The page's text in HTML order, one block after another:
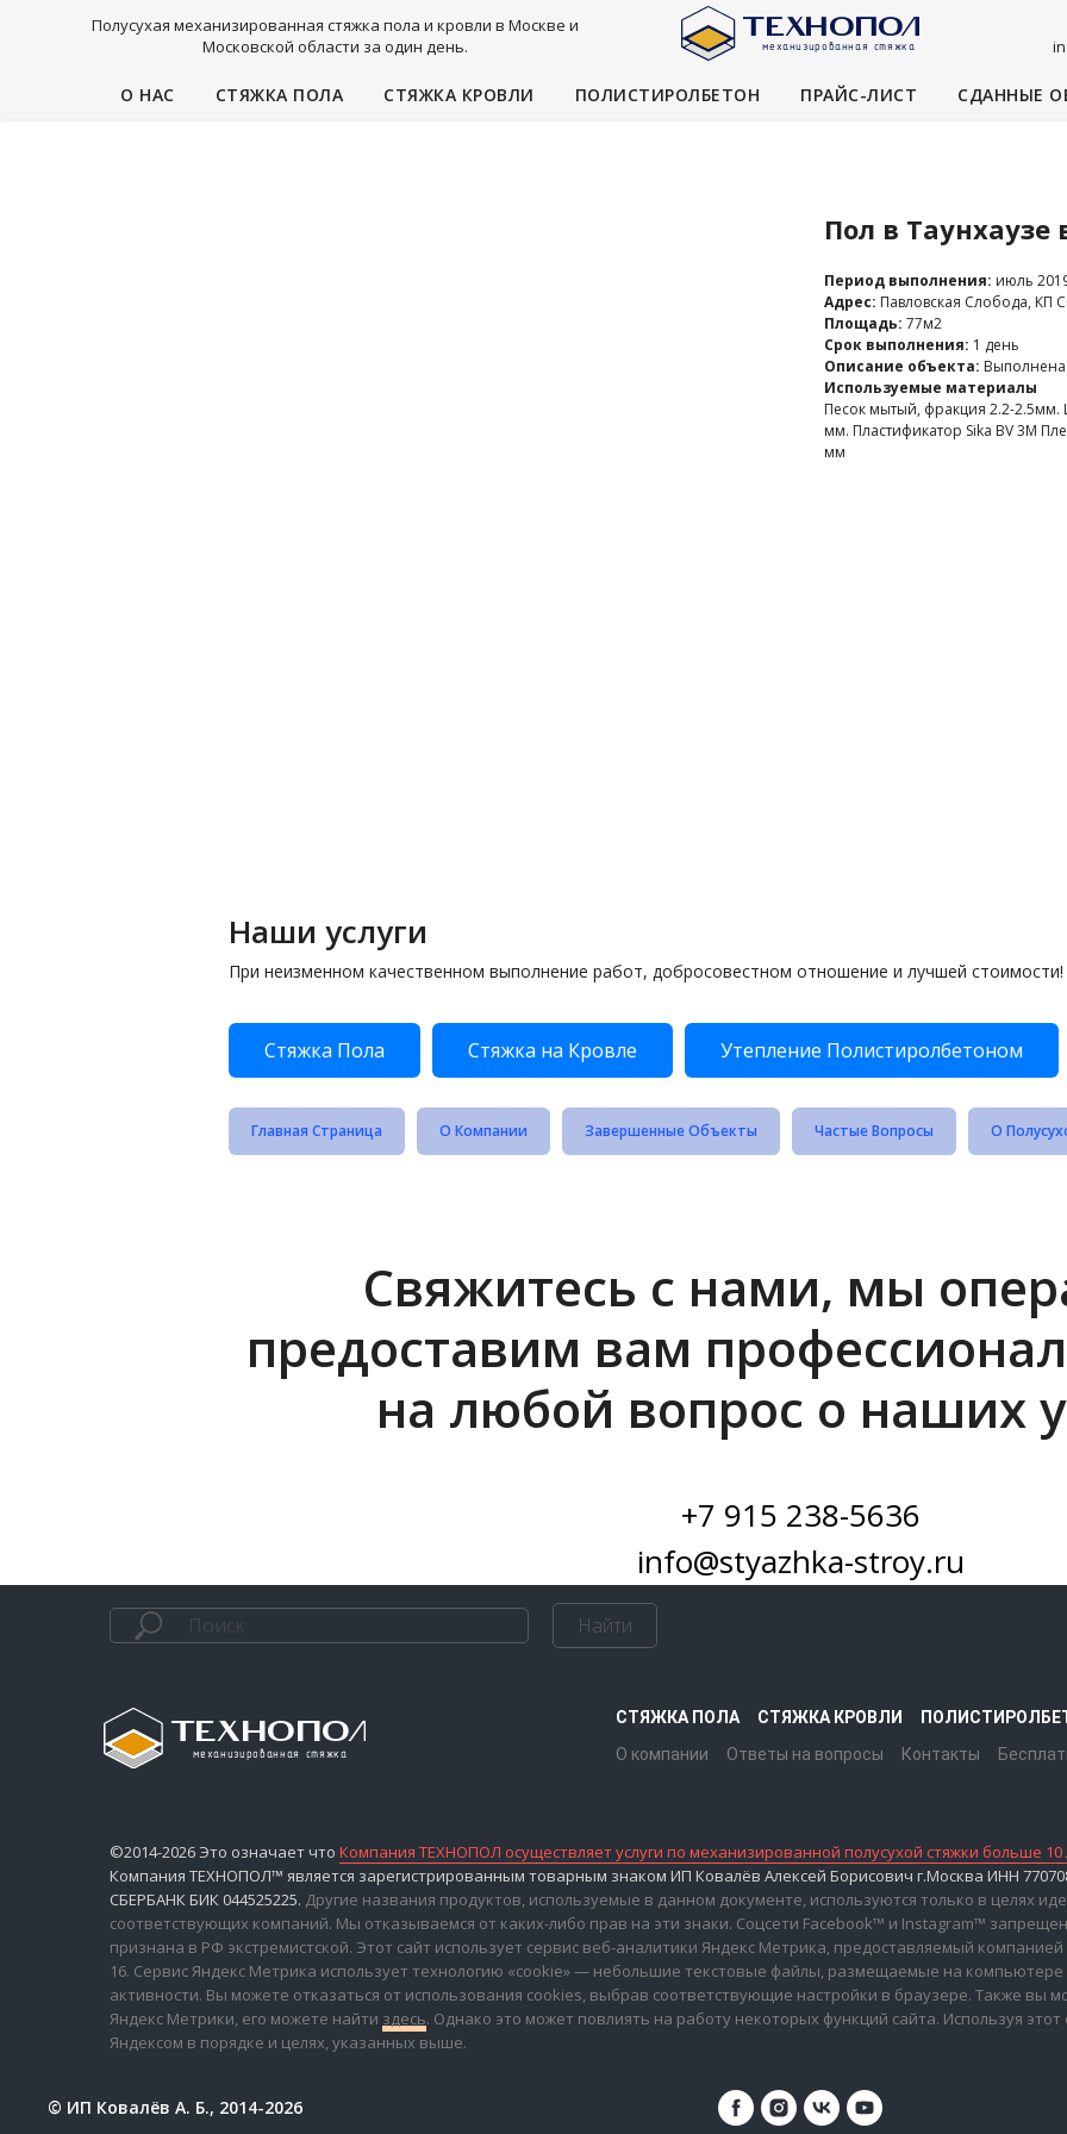
Полусухая механизированная стяжка пола и кровли в Москве и
Московской области за один день.
О НАС СТЯЖКА ПОЛА СТЯЖКА КРОВЛИ ПОЛИСТИРОЛБЕТОН ПРАЙС-ЛИСТ СДАННЫЕ
Пол в Таунхаузе
Период выполнения: июль
Адрес: Павловская Слобода, КП
Площадь: 77м2
Срок выполнения: 1 день
Описание объекта:
Используемые материалы
Песок мытый, фракция 2.2-
мм. Пластификатор Sika BV 3M
мм
Наши услуги
При неизменном качественном выполнение работ, добросовестном отношение и лучшей стоимости!
Стяжка Пола Стяжка на Кровле Утепление Полистиролбетоном
Главная Страница О Компании Завершенные Объекты Частые Вопросы О
Свяжитесь с нами, мы
предоставим вам
на любой вопрос о наших
+7 915 238-5636
info@styazhka-stroy.ru
Найти
СТЯЖКА ПОЛА СТЯЖКА КРОВЛИ
О компании
Ответы на вопросы Контакты
©2014-2026 Это означает что Компания ТЕХНОПОЛ осуществляет услуги по механизированной полусухой стяжки больше 10
Компания ТЕХНОПОЛ™ является зарегистрированным товарным знаком ИП Ковалёв Алексей Борисович г.Москва ИНН
СБЕРБАНК БИК 044525225. Другие названия продуктов, используемые в данном документе, используются только в целях
соответствующих компаний. Мы отказываемся от каких-либо прав на эти знаки. Соцсети Facebook™ и Instagram™
признана в РФ экстремистской. Этот сайт использует сервис веб-аналитики Яндекс Метрика, предоставляемый компанией
16. Сервис Яндекс Метрика использует технологию «cookie» — небольшие текстовые файлы, размещаемые на
активности. Вы можете отказаться от использования cookies, выбрав соответствующие настройки в браузере. Также вы
Яндекс Метрики, его можете найти здесь. Однако это может повлиять на работу некоторых функций сайта. Используя
Яндексом в порядке и целях, указанных выше.
© ИП Ковалёв А. Б., 2014-2026